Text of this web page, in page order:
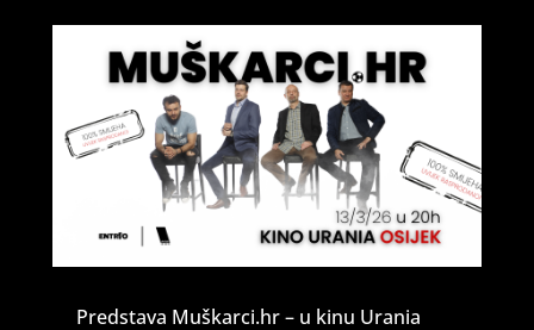
Predstava Muškarci.hr – u kinu Urania